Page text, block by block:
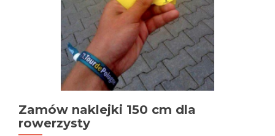
Zamów naklejki 150 cm dla
rowerzysty